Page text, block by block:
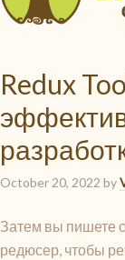
Redux
October 20, 2022 by
Затем вы пишете
редюсер, чтобы